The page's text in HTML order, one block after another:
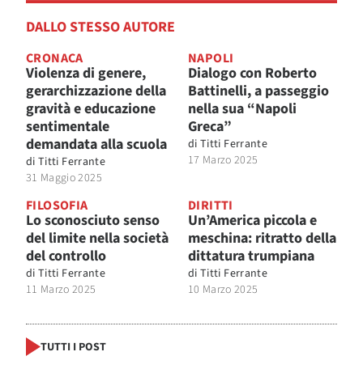
DALLO STESSO AUTORE
CRONACA
Violenza di genere,
gerarchizzazione della
gravità e educazione
sentimentale
demandata alla scuola
di Titti Ferrante
31 Maggio 2025
NAPOLI
Dialogo con Roberto
Battinelli, a passeggio
nella sua “Napoli
Greca”
di Titti Ferrante
17 Marzo 2025
FILOSOFIA
Lo sconosciuto senso
del limite nella società
del controllo
di Titti Ferrante
11 Marzo 2025
DIRITTI
Un’America piccola e
meschina: ritratto della
dittatura trumpiana
di Titti Ferrante
10 Marzo 2025
TUTTI I POST